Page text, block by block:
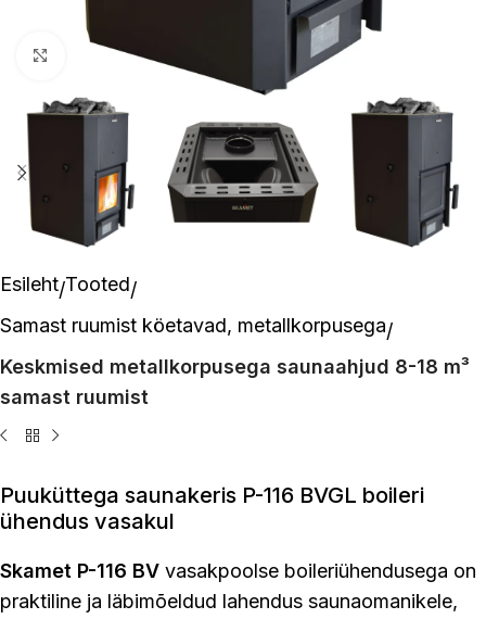
Suurenda pilti
Esileht Tooted
Samast ruumist köetavad, metallkorpusega
Keskmised metallkorpusega saunaahjud 8-18 m³
samast ruumist
Puuküttega saunakeris P-116 BVGL boileri
ühendus vasakul
Skamet P-116 BV vasakpoolse boileriühendusega on
praktiline ja läbimõeldud lahendus saunaomanikele,